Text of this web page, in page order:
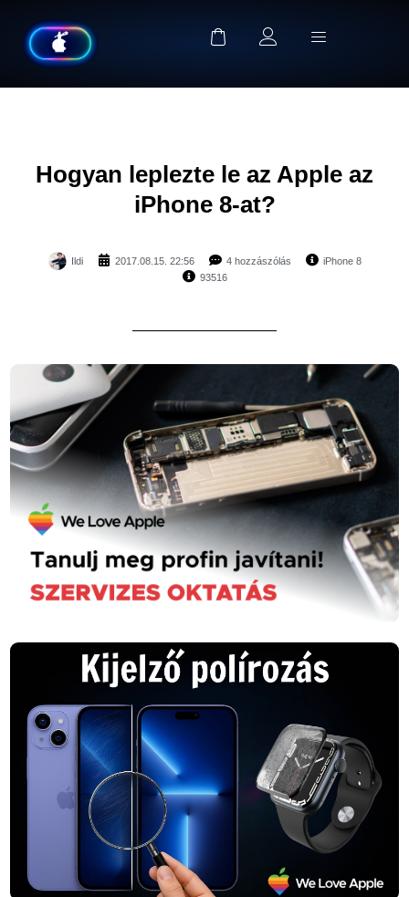
Hogyan leplezte le az Apple az
iPhone 8-at?
Ildi 2017.08.15. 22:56 4 hozzászólás
iPhone 8
93516